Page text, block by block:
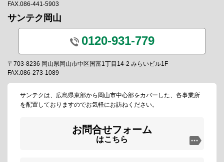
FAX.086-441-5903
サンテク岡山
0120-931-779
〒703-8236 岡山県岡山市中区国富1丁目14-2 みらいビル1F
FAX.086-273-1089
サンテクは、広島県東部から岡山市中心部をカバーした、各事業所
を配置しておりますのでお気軽にお訪ねください。
お問合せフォーム
はこちら